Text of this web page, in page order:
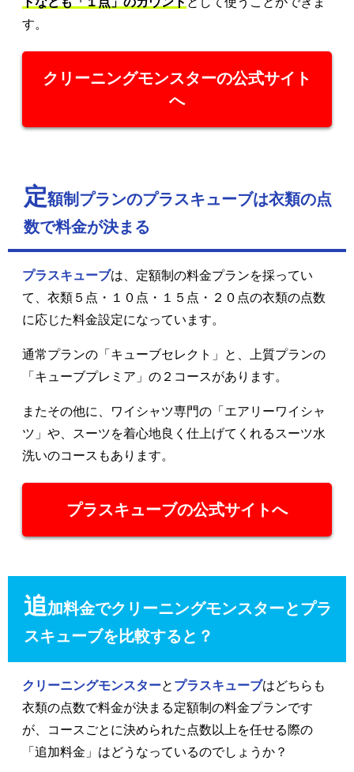
す。
クリーニングモンスターの公式サイト
へ
定額制プランのプラスキューブは衣類の点
数で料金が決まる
プラスキューブは、定額制の料金プランを採ってい
て、衣類５点・１０点・１５点・２０点の衣類の点数
に応じた料金設定になっています。
通常プランの「キューブセレクト」と、上質プランの
「キューブプレミア」の２コースがあります。
またその他に、ワイシャツ専門の「エアリーワイシャ
ツ」や、スーツを着心地良く仕上げてくれるスーツ水
洗いのコースもあります。
プラスキューブの公式サイトへ
追加料金でクリーニングモンスターとプラ
スキューブを比較すると？
クリーニングモンスターと プラスキューブはどちらも
衣類の点数で料金が決まる定額制の料金プランです
が、コースごとに決められた点数以上を任せる際の
「追加料金」はどうなっているのでしょうか？